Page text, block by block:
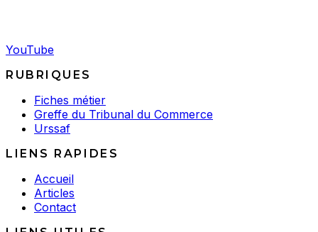
YouTube
RUBRIQUES
Fiches métier
Greffe du Tribunal du Commerce
Urssaf
LIENS RAPIDES
Accueil
Articles
Contact